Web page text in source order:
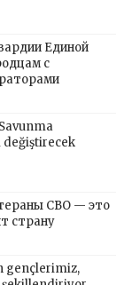
Единой
с
değiştirecek
СВО — это
страну
gençlerimiz,